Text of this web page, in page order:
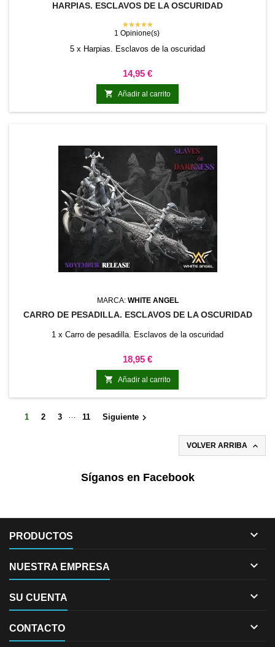
HARPIAS. ESCLAVOS DE LA OSCURIDAD
★★★★★
1 Opinione(s)
5 x Harpias. Esclavos de la oscuridad
Precio
14,95 €
 Añadir al carrito
MARCA: WHITE ANGEL
CARRO DE PESADILLA. ESCLAVOS DE LA OSCURIDAD
1 x Carro de pesadilla. Esclavos de la oscuridad
Precio
18,95 €
 Añadir al carrito
1 2 3 … 11 Siguiente 
VOLVER ARRIBA 
Síganos en Facebook
PRODUCTOS 
NUESTRA EMPRESA 
SU CUENTA 
CONTACTO 